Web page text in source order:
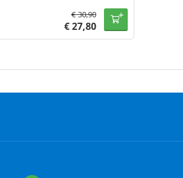
€30,90
€27,80